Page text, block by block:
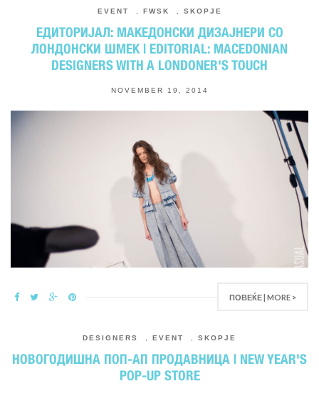
EVENT FWSK SKOPJE
ЕДИТОРИЈАЛ: МАКЕДОНСКИ ДИЗАЈНЕРИ СО
ЛОНДОНСКИ ШМЕК | EDITORIAL: MACEDONIAN
DESIGNERS WITH A LONDONER'S TOUCH
NOVEMBER 19, 2014
ПОВЕЌЕ | MORE >
DESIGNERS EVENT SKOPJE
НОВОГОДИШНА ПОП-АП ПРОДАВНИЦА | NEW YEAR'S
POP-UP STORE